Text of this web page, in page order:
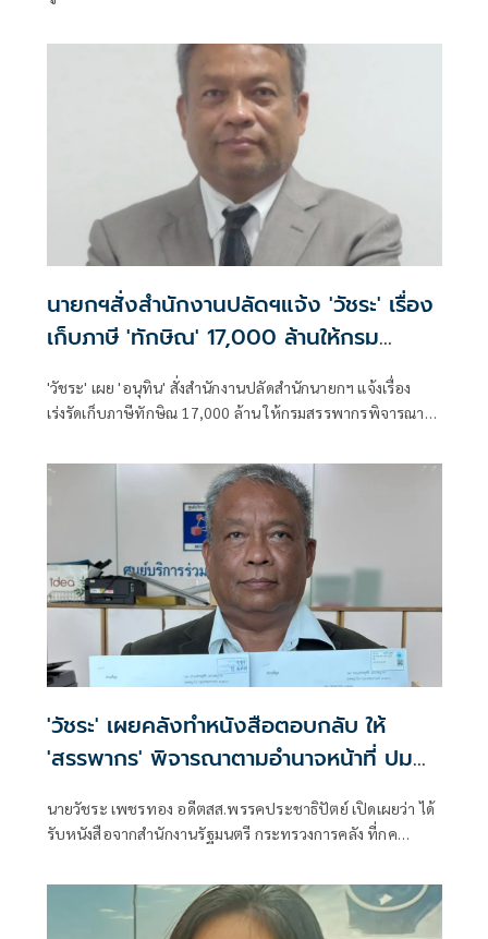
มหาดไทยที่เป็นความขัดแย้งระหว่าง 2 น. คือนายอนุทิน ชาญ
นายกฯสั่งสำนักงานปลัดฯแจ้ง 'วัชระ' เรื่อง
เก็บภาษี 'ทักษิณ' 17,000 ล้านให้กรม
'วัชระ' เผย 'อนุทิน' สั่งสำนักงานปลัดสำนักนายกฯ แจ้งเรื่อง
เร่งรัดเก็บภาษีทักษิณ 17,000 ล้าน ให้กรมสรรพากรพิจารณา
เคารพกฎหมาย
'วัชระ' เผยคลังทำหนังสือตอบกลับ ให้
'สรรพากร' พิจารณาตามอำนาจหน้าที่ ปม
นายวัชระ เพชรทอง อดีตสส.พรรคประชาธิปัตย์ เปิดเผยว่า ได้
รับหนังสือจากสำนักงานรัฐมนตรี กระทรวงการคลัง ที่กค
ว่าตามที่ท่านมีหนังสือฉบับลงวันที่ 18 พ.ค. 2569 เรียนรัฐมนตรี
ว่าการกระทรวงการคลัง เพื่อขอให้ปฏิบัติหน้าที่